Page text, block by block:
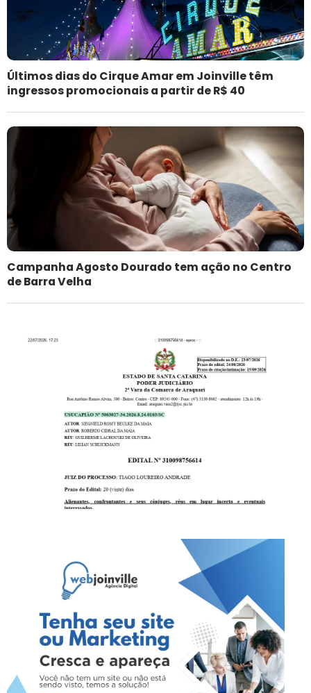
Últimos dias do Cirque Amar em Joinville têm
ingressos promocionais a partir de R$ 40
Campanha Agosto Dourado tem ação no Centro
de Barra Velha